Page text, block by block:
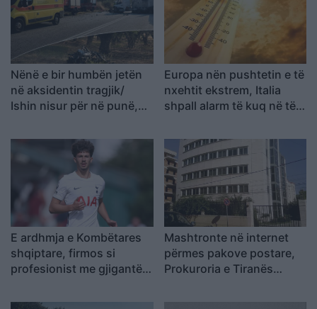
Nënë e bir humbën jetën
në aksidentin tragjik/
Ishin nisur për në punë,
udhëtimin e fundit (FOTO)
Europa nën pushtetin e të
nxehtit ekstrem, Italia
shpall alarm të kuq në të
Austria dhe Sllovakia,
temperatura rekord
E ardhmja e Kombëtares
shqiptare, firmos si
profesionist me gjigantët
goditjeve të dënimit
Mashtronte në internet
përmes pakove postare,
Prokuroria e Tiranës